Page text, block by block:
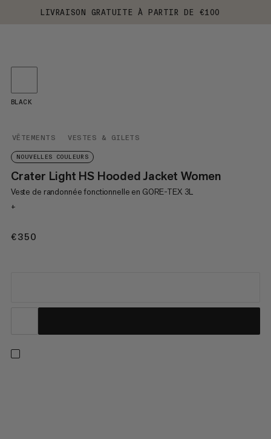
LIVRAISON GRATUITE À PARTIR DE €100
VÊTEMENTS VESTES & GILETS
NOUVELLES COULEURS
Crater Light HS Hooded Jacket Women
Veste de randonnée fonctionnelle en GORE-TEX 3L
+
€350
BLACK